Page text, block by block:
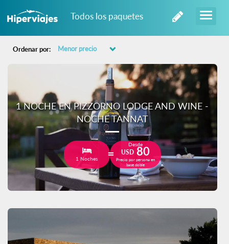
Todos los paquetes
Ordenar por:
1 NOCHE EN PIZZORNO LODGE AND WINE -
NOCHE TANNAT
1 Noches
Desde
USD80
Precio por persona en
base doble